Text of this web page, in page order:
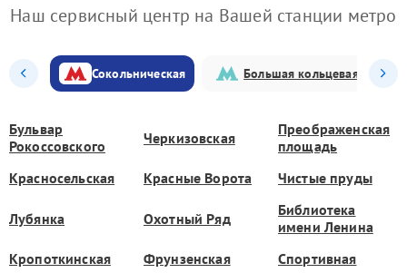
Наш сервисный центр на Вашей станции метро
Сокольническая Большая кольцевая
Бульвар
Рокоссовского
Черкизовская
Преображенская
площадь
Красносельская
Красные Ворота Чистые пруды
Лубянка Охотный Ряд
Библиотека
имени Ленина
Кропоткинская
Фрунзенская Спортивная